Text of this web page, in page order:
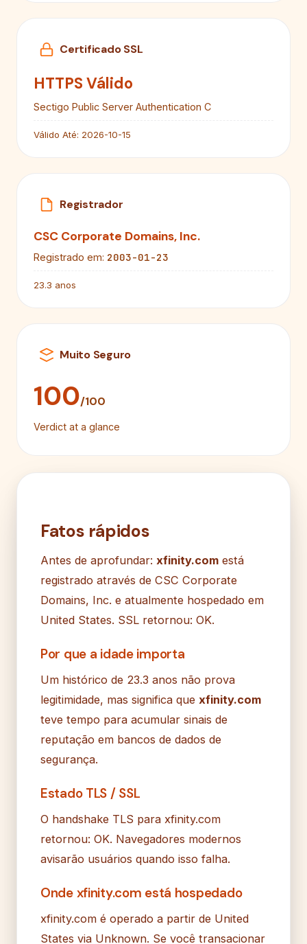
Certificado SSL
HTTPS Válido
Sectigo Public Server Authentication C
Válido Até: 2026-10-15
Registrador
CSC Corporate Domains, Inc.
Registrado em: 2003-01-23
23.3 anos
Muito Seguro
100/100
Verdict at a glance
Fatos rápidos
Antes de aprofundar: xfinity.com está
registrado através de CSC Corporate
Domains, Inc. e atualmente hospedado em
United States. SSL retornou: OK.
Por que a idade importa
Um histórico de 23.3 anos não prova
legitimidade, mas significa que xfinity.com
teve tempo para acumular sinais de
reputação em bancos de dados de
segurança.
Estado TLS / SSL
O handshake TLS para xfinity.com
retornou: OK. Navegadores modernos
avisarão usuários quando isso falha.
Onde xfinity.com está hospedado
xfinity.com é operado a partir de United
States via Unknown. Se você transacionar